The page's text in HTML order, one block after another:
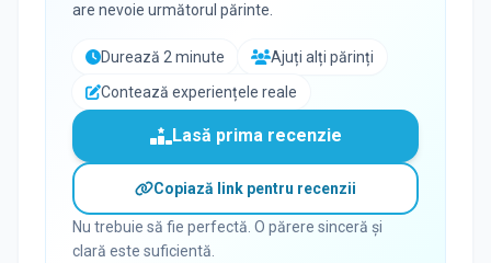
are nevoie următorul părinte.
Durează 2 minute
Ajuți alți părinți
Contează experiențele reale
Lasă prima recenzie
Copiază link pentru recenzii
Nu trebuie să fie perfectă. O părere sinceră și
clară este suficientă.